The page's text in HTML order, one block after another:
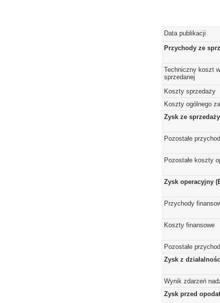
Data publikacji
Przychody ze
Techniczny koszt
sprzedanej
Koszty sprzedaży
Koszty ogólnego
Zysk ze sprzedaży
Pozostałe
Pozostałe koszty
Zysk operacyjny
Przychody
Koszty finansowe
Pozostałe
Zysk z
Wynik zdarzeń
Zysk przed